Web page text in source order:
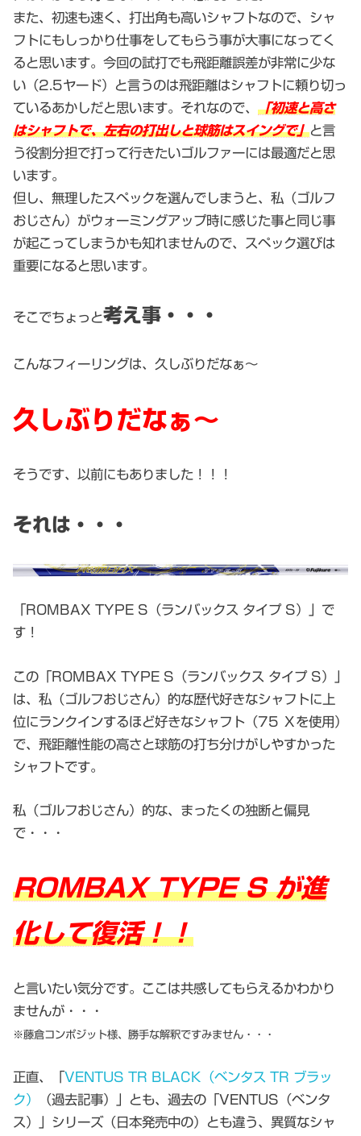
また、初速も速く、打出角も高いシャフトなので、シャ
フトにもしっかり仕事をしてもらう事が大事になってく
ると思います。今回の試打でも飛距離誤差が非常に少な
い（2.5ヤード）と言うのは飛距離はシャフトに頼り切っ
ているあかしだと思います。それなので、「初速と高さ
はシャフトで、左右の打出しと球筋はスイングで」と言
う役割分担で打って行きたいゴルファーには最適だと思
います。
但し、無理したスペックを選んでしまうと、私（ゴルフ
おじさん）がウォーミングアップ時に感じた事と同じ事
が起こってしまうかも知れませんので、スペック選びは
重要になると思います。
そこでちょっと考え事・・・
こんなフィーリングは、久しぶりだなぁ～
久しぶりだなぁ～
そうです、以前にもありました！！！
それは・・・
「ROMBAX TYPE S（ランバックス タイプ S）」で
す！
この「ROMBAX TYPE S（ランバックス タイプ S）」
は、私（ゴルフおじさん）的な歴代好きなシャフトに上
位にランクインするほど好きなシャフト（75 Ｘを使用）
で、飛距離性能の高さと球筋の打ち分けがしやすかった
シャフトです。
私（ゴルフおじさん）的な、まったくの独断と偏見
で・・・
ROMBAX TYPE S が進
化して復活！！
と言いたい気分です。ここは共感してもらえるかわかり
ませんが・・・
※藤倉コンポジット様、勝手な解釈ですみません・・・
正直、「VENTUS TR BLACK（ベンタス TR ブラッ
ク）
（過去記事）」とも、過去の「VENTUS（ベンタ
ス）」シリーズ（日本発売中の）とも違う、異質なシャ